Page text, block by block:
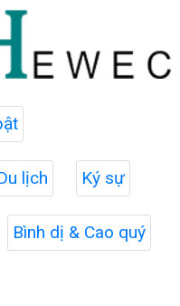
lịch Ký sự
Bình dị & Cao quý